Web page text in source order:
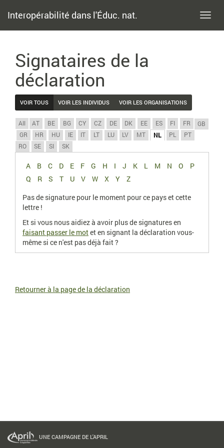
Interopérabilité dans l'Éduc. nat.
Signataires de la
déclaration
VOIR TOUS VOIR LES INDIVIDUS VOIR LES ORGANISATIONS
All AT BE BG CY CZ DE DK EE ES FI FR
GB
GR
HR HU IE IT LT LU LV MT NL PL
PT
RO
SE SI SK
A B C D E F G H I J K L M N O
P
Q
R S T U V W X Y
Z
Pas de signature pour le moment pour ce pays et cette
lettre !
Et si vous nous aidiez à avoir plus de signatures en
faisant passer le motet en signant la déclaration vous-
même si ce n'est pas déjà fait ?
Retourner à la page de la déclaration
UNE CAMPAGNE DE L'APRIL